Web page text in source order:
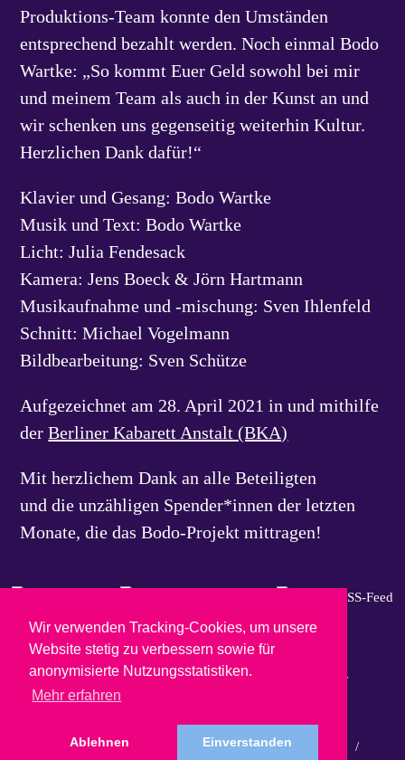
Wir verwenden Tracking-Cookies, um unsere
Website stetig zu verbessern sowie für
anonymisierte Nutzungsstatistiken.
Mehr erfahren
Ablehnen Einverstanden
Produktions-Team konnte den Umständen
entsprechend bezahlt werden. Noch einmal Bodo
Wartke: „So kommt Euer Geld sowohl bei mir
und meinem Team als auch in der Kunst an und
wir schenken uns gegenseitig weiterhin Kultur.
Herzlichen Dank dafür!“
Klavier und Gesang: Bodo Wartke
Musik und Text: Bodo Wartke
Licht: Julia Fendesack
Kamera: Jens Boeck & Jörn Hartmann
Musikaufnahme und -mischung: Sven Ihlenfeld
Schnitt: Michael Vogelmann
Bildbearbeitung: Sven Schütze
Aufgezeichnet am 28. April 2021 in und mithilfe
derBerliner Kabarett Anstalt (BKA)
Mit herzlichem Dank an alle Beteiligten
und die unzähligen Spender*innen der letzten
Monate, die das Bodo-Projekt mittragen!
IMPRESSUM PRESSE / KONTAKT /